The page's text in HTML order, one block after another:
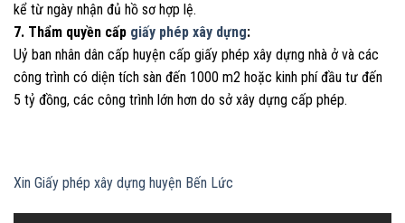
kể từ ngày nhận đủ hồ sơ hợp lệ.
7. Thẩm quyền cấp giấy phép xây dựng:
Uỷ ban nhân dân cấp huyện cấp giấy phép xây dựng nhà ở và các
công trình có diện tích sàn đến 1000 m2 hoặc kinh phí đầu tư đến
5 tỷ đồng, các công trình lớn hơn do sở xây dựng cấp phép.
Xin Giấy phép xây dựng huyện Bến Lức